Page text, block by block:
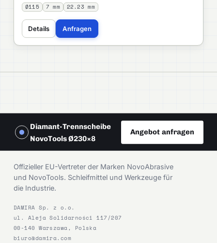
Ø115 7 mm 22.23 mm
Details Anfragen
Diamant-Trennscheibe
NovoTools Ø230×8
Angebot anfragen
DAMIRA
Offizieller EU-Vertreter der Marken NovoAbrasive
und NovoTools. Schleifmittel und Werkzeuge für
die Industrie.
DAMIRA Sp. z o.o.
ul. Aleja Solidarności 117/207
00-140 Warszawa, Polska
biuro@damira.com